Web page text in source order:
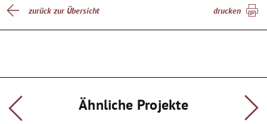
über das alltägliche Sehen hinausgehen.
Vorurteilen.
Zur Kooperation:
Die vier Einrichtungen werden auf verschiedenen Ebenen
zurück zur Übersicht drucken
Ähnliche Projekte